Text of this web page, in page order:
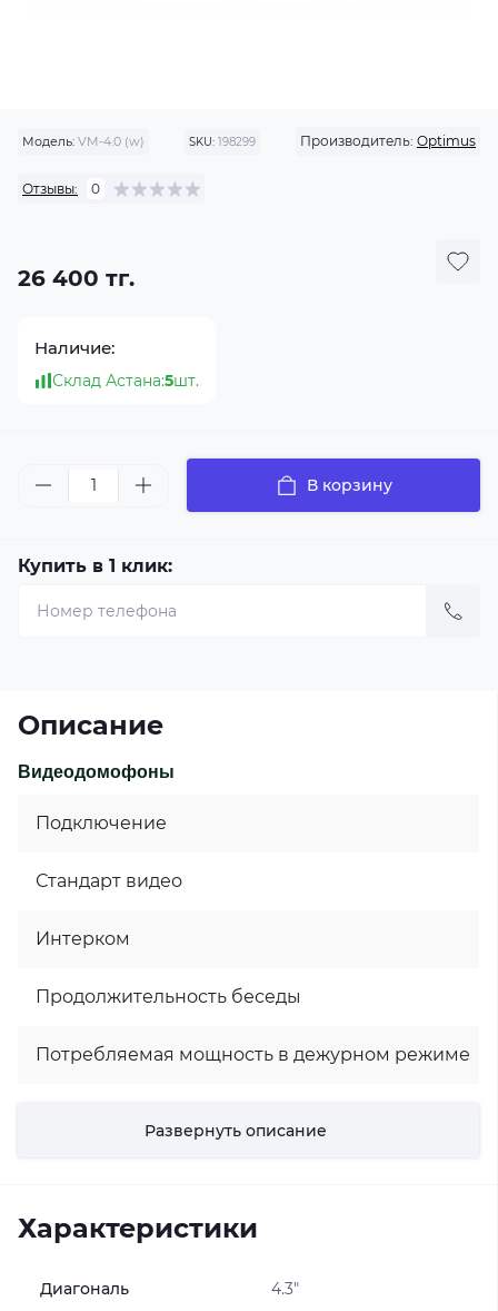
Модель: VM-4.0 (w) SKU: 198299 Производитель: Optimus
Отзывы: 0
26 400 тг.
Наличие:
Склад Астана:5шт.
В корзину
Купить в 1 клик:
Описание
Видеодомофоны
Подключение
Стандарт видео
Интерком
Продолжительность беседы
Потребляемая мощность в дежурном режиме
Отображение календаря и времени на экране
Запись фото
Развернуть описание
Характеристики
Диагональ 4.3"